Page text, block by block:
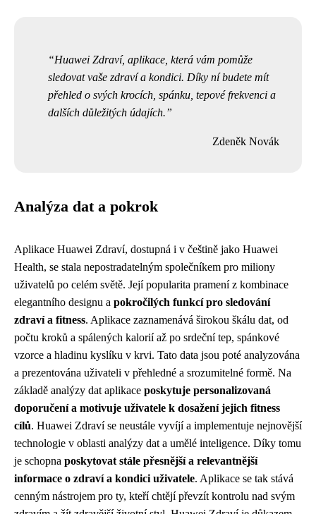
Huawei Zdraví, aplikace, která vám pomůže
sledovat vaše zdraví a kondici. Díky ní budete mít
přehled o svých krocích, spánku, tepové frekvenci a
dalších důležitých údajích.
Zdeněk Novák
Analýza dat a pokrok
Aplikace Huawei Zdraví, dostupná i v češtině jako Huawei
Health, se stala nepostradatelným společníkem pro miliony
uživatelů po celém světě. Její popularita pramení z kombinace
elegantního designu a pokročilých funkcí pro sledování
zdraví a fitness. Aplikace zaznamenává širokou škálu dat, od
počtu kroků a spálených kalorií až po srdeční tep, spánkové
vzorce a hladinu kyslíku v krvi. Tato data jsou poté analyzována
a prezentována uživateli v přehledné a srozumitelné formě. Na
základě analýzy dat aplikace poskytuje personalizovaná
doporučení a motivuje uživatele k dosažení jejich fitness
cílů. Huawei Zdraví se neustále vyvíjí a implementuje nejnovější
technologie v oblasti analýzy dat a umělé inteligence. Díky tomu
je schopna poskytovat stále přesnější a relevantnější
informace o zdraví a kondici uživatele. Aplikace se tak stává
cenným nástrojem pro ty, kteří chtějí převzít kontrolu nad svým